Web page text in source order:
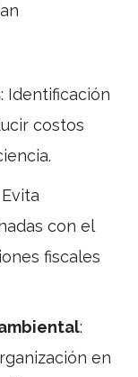
: Identificación
costos
Evita
con el
fiscales
:
en